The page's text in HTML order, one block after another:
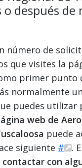
o después de
número de
que visites la
primer punto
normalmente
puedes utilizar
web de
puede
siguiente #
.
contactar con